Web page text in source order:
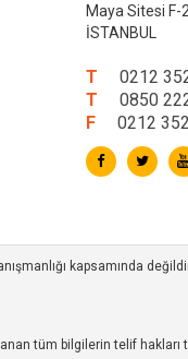
Maya Sitesi
İSTANBUL
T
0212
T
0850
F
0212
kapsamında
tüm bilgilerin telif hakları